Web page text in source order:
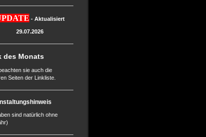
- Aktualisiert
29.07.2026
des Monats
sie auch die
Seiten der Linkliste.
sind natürlich ohne